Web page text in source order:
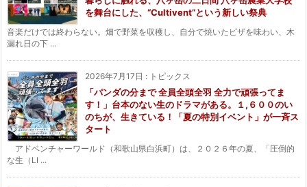
を舞台にした、“Cultivent”という新しい祭典
音楽だけでは終わらない。畑で野菜を収穫し、自分で焼いたピザを味わい、木
漏れ日の下 ...
2026年7月17日 : トピックス
「パンダの分まで 全員全頭全羽 全力で頑張ってま
す！」台本のない生のドラマがある。１,６００のい
のちが、生きている！「夏の特別イベント」が一斉ス
タート
アドベンチャーワールド（和歌山県白浜町）は、２０２６年の夏、「圧倒的
な生（LI ...